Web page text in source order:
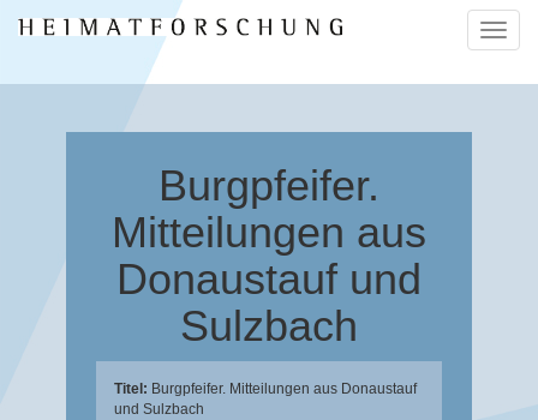
ein-/
Burgpfeifer.
Mitteilungen aus
Donaustauf und
Sulzbach
Titel: Burgpfeifer. Mitteilungen aus Donaustauf
und Sulzbach